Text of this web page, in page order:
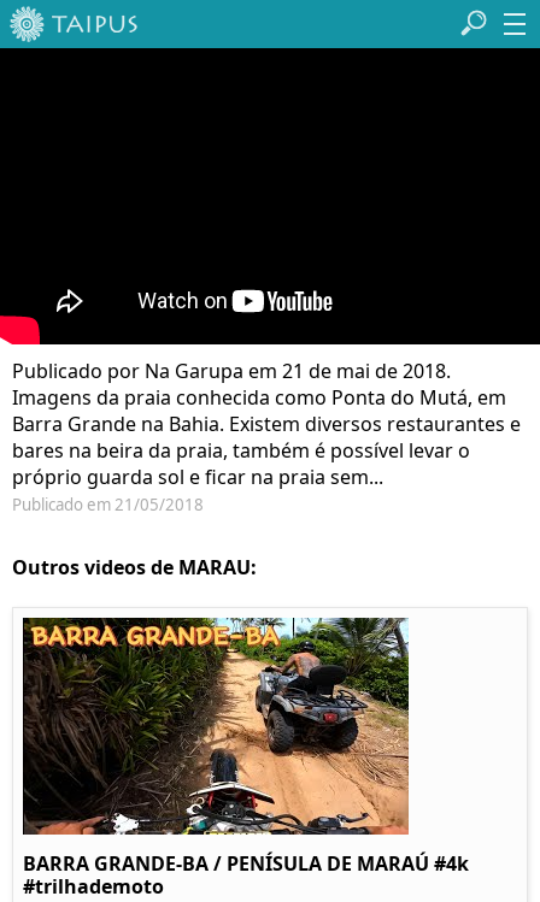
Publicado por Na Garupa em 21 de mai de 2018.
Imagens da praia conhecida como Ponta do Mutá, em
Barra Grande na Bahia. Existem diversos restaurantes e
bares na beira da praia, também é possível levar o
próprio guarda sol e ficar na praia sem...
Publicado em 21/05/2018
Outros videos de MARAU:
BARRA GRANDE-BA / PENÍSULA DE MARAÚ #4k
#trilhademoto